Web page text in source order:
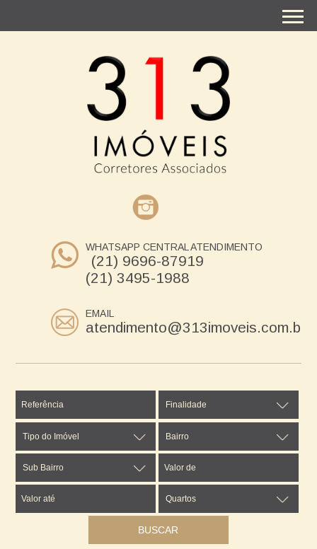
WHATSAPP CENTRAL ATENDIMENTO
(21) 9696-87919
(21) 3495-1988
EMAIL
atendimento@313imoveis.com.br